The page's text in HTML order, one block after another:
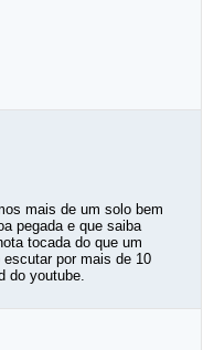
mais de um solo bem
pegada e que saiba
tocada do que um
por mais de 10
do youtube.